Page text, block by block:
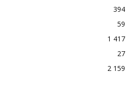
394
59
1 417
27
2 159